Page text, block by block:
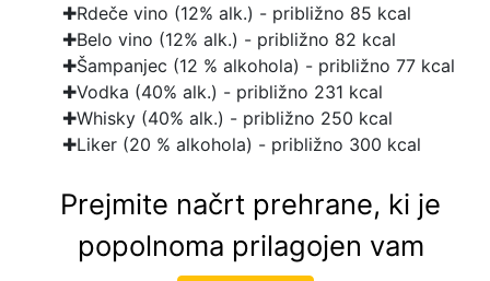
Rdeče vino (12% alk.) - približno 85 kcal
Belo vino (12% alk.) - približno 82 kcal
Šampanjec (12 % alkohola) - približno 77 kcal
Vodka (40% alk.) - približno 231 kcal
Whisky (40% alk.) - približno 250 kcal
Liker (20 % alkohola) - približno 300 kcal
Prejmite načrt prehrane, ki je
popolnoma prilagojen vam